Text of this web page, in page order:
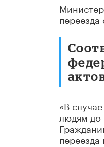
«В
людям до